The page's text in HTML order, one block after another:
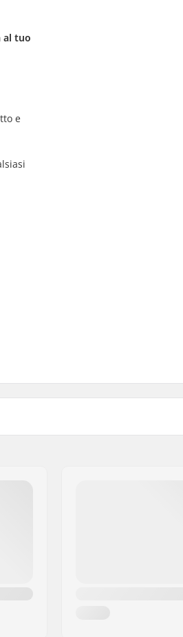
al tuo
e